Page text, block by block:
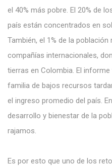
el 40% más pobre. El 20% de
país están concentrados en
También, el 1% de la
compañías internacionales,
tierras en Colombia. El
familia de bajos recursos
el ingreso promedio del país.
desarrollo y bienestar de la
rajamos.
Es por esto que uno de los